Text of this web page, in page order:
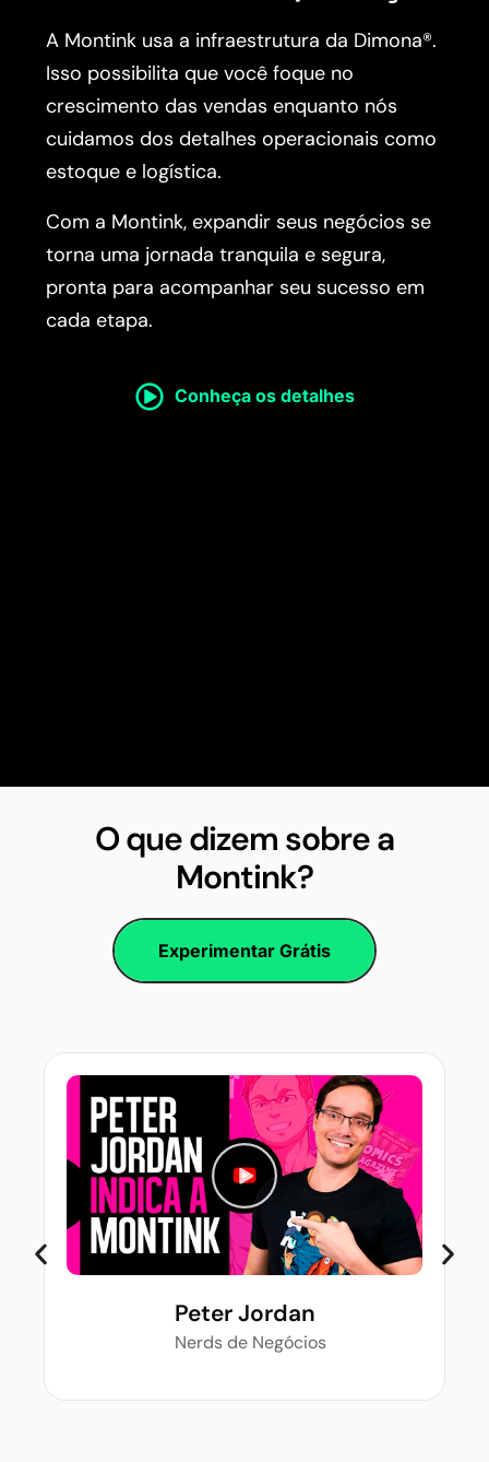
A Montink usa a infraestrutura da Dimona®.
Isso possibilita que você foque no
crescimento das vendas enquanto nós
cuidamos dos detalhes operacionais como
estoque e logística.
Com a Montink, expandir seus negócios se
torna uma jornada tranquila e segura,
pronta para acompanhar seu sucesso em
cada etapa.
Conheça os detalhes
O que dizem sobre a
Montink?
Experimentar Grátis
Peter Jordan
Nerds de Negócios